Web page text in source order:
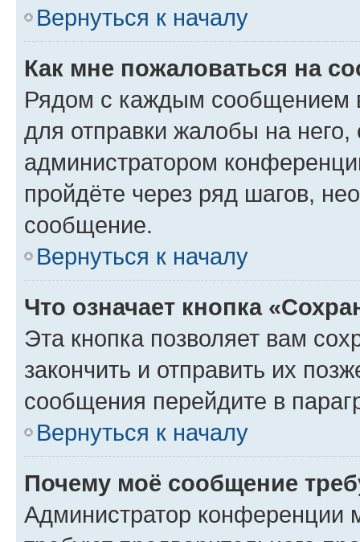
Вернуться к началу
Как мне пожаловаться на
Рядом с каждым сообщением
для отправки жалобы на
администратором
пройдёте через ряд шагов,
сообщение.
Вернуться к началу
Что означает кнопка
Эта кнопка позволяет вам
закончить и отправить их
сообщения перейдите в
Вернуться к началу
Почему моё сообщение
Администратор конференции